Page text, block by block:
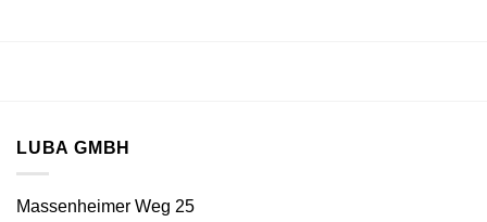
LUBA GMBH
Massenheimer Weg 25